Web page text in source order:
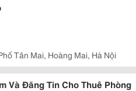
Tân Mai, Hoàng Mai, Hà Nội
Và Đăng Tin Cho Thuê Phòng